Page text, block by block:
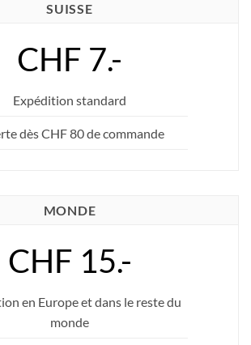
SUISSE
CHF 7.-
Expédition standard
dès CHF 80 de commande
MONDE
CHF 15.-
en Europe et dans le reste du
monde